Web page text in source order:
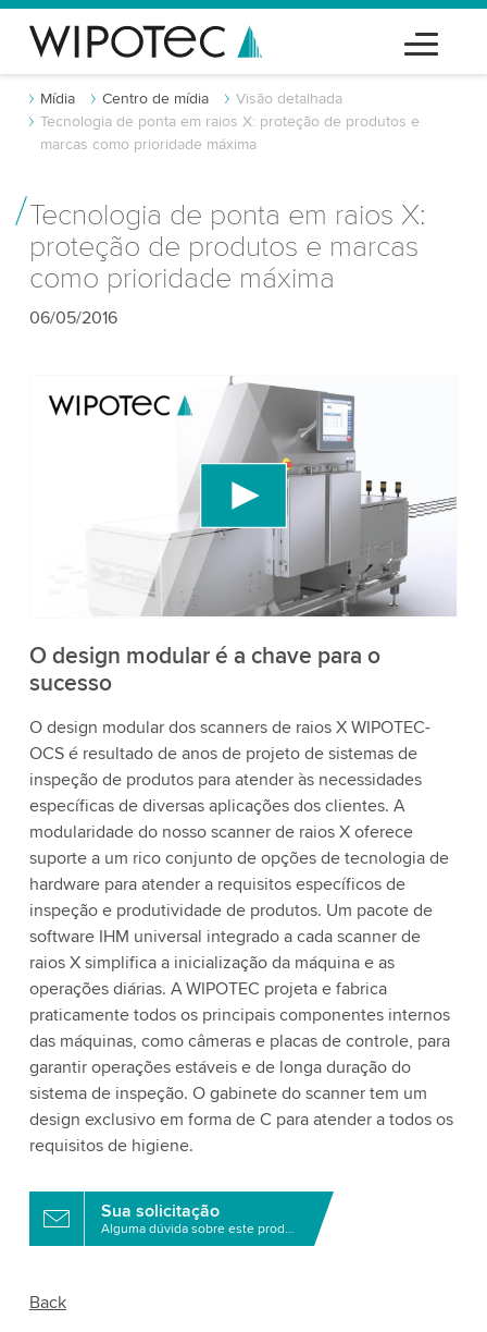
Mídia Centro de mídia
Visão detalhada
Tecnologia de ponta em raios X: proteção de produtos e
marcas como prioridade máxima
Tecnologia de ponta em raios X:
proteção de produtos e marcas
como prioridade máxima
06/05/2016
Precisamos do seu consentimento para
carregar o serviço de vídeo do YouTube!
Utilizamos um serviço de terceiros para incorporar
conteúdo de vídeo que pode coletar dados sobre
sua atividade. Por favor, reveja os detalhes e
aceite o serviço para assistir a este vídeo.
Mais informações
O design modular é a chave para o
sucesso
O design modular dos scanners de raios X WIPOTEC-
OCS é resultado de anos de projeto de sistemas de
inspeção de produtos para atender às necessidades
específicas de diversas aplicações dos clientes. A
modularidade do nosso scanner de raios X oferece
suporte a um rico conjunto de opções de tecnologia de
hardware para atender a requisitos específicos de
inspeção e produtividade de produtos. Um pacote de
software IHM universal integrado a cada scanner de
raios X simplifica a inicialização da máquina e as
operações diárias. A WIPOTEC projeta e fabrica
praticamente todos os principais componentes internos
das máquinas, como câmeras e placas de controle, para
garantir operações estáveis e de longa duração do
sistema de inspeção. O gabinete do scanner tem um
design exclusivo em forma de C para atender a todos os
requisitos de higiene.
Sua solicitação
Alguma dúvida sobre este produto?
Back